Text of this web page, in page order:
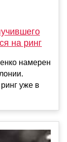
на ринг
намерен
уже в